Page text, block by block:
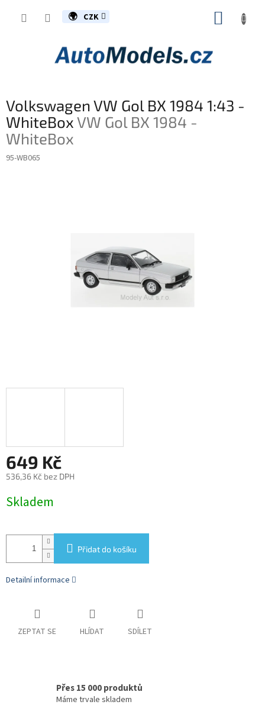
CZK
Volkswagen VW Gol BX 1984 1:43 -
WhiteBoxVW Gol BX 1984 -
WhiteBox
95-WB065
649 Kč
536,36 Kč bez DPH
cena:
Skladem
Přidat do košíku
Detailní informace
ZEPTAT SE HLÍDAT SDÍLET
Přes 15 000 produktů
Máme trvale skladem